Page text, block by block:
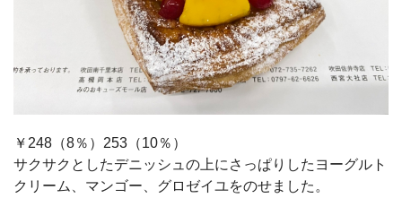
￥248（8％）253（10％）
サクサクとしたデニッシュの上にさっぱりしたヨーグルト
クリーム、マンゴー、グロゼイユをのせました。